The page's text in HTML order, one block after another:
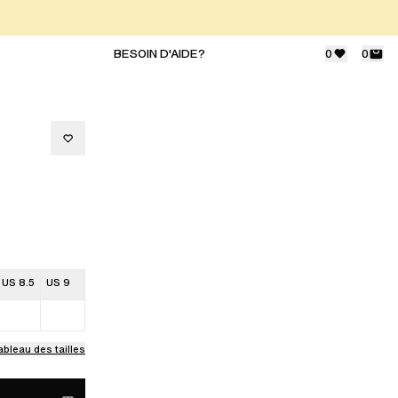
BESOIN D'AIDE? 0 0
US 8.5 US 9
des tailles